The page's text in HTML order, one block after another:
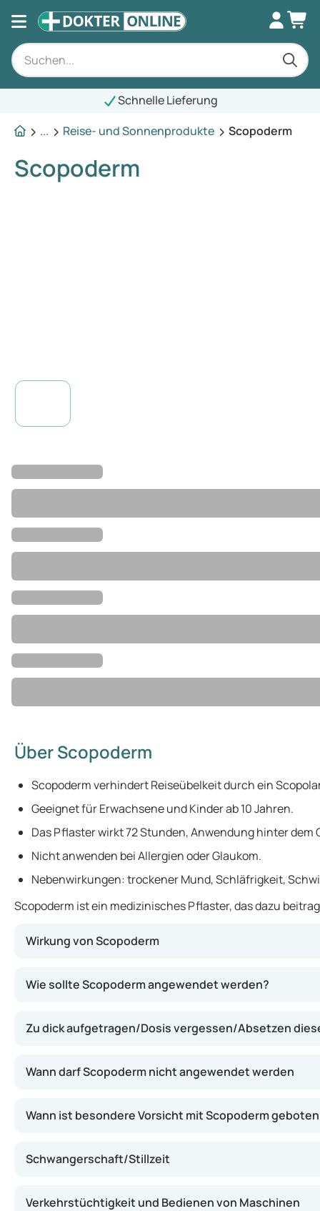
Schnelle Lieferung
...
Reise- und Sonnenprodukte Scopoderm
Scopoderm
Über Scopoderm
Scopoderm verhindert Reiseübelkeit durch ein
Geeignet für Erwachsene und Kinder ab 10 Jahren.
Das Pflaster wirkt 72 Stunden, Anwendung hinter dem
Nicht anwenden bei Allergien oder Glaukom.
Nebenwirkungen: trockener Mund, Schläfrigkeit,
Scopoderm ist ein medizinisches Pflaster, das dazu
Wirkung von Scopoderm
Wie sollte Scopoderm angewendet werden?
Zu dick aufgetragen/Dosis vergessen/Absetzen
Wann darf Scopoderm nicht angewendet werden
Wann ist besondere Vorsicht mit Scopoderm geboten
Schwangerschaft/Stillzeit
Verkehrstüchtigkeit und Bedienen von Maschinen